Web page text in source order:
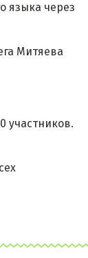
языка через
Митяева
участников.